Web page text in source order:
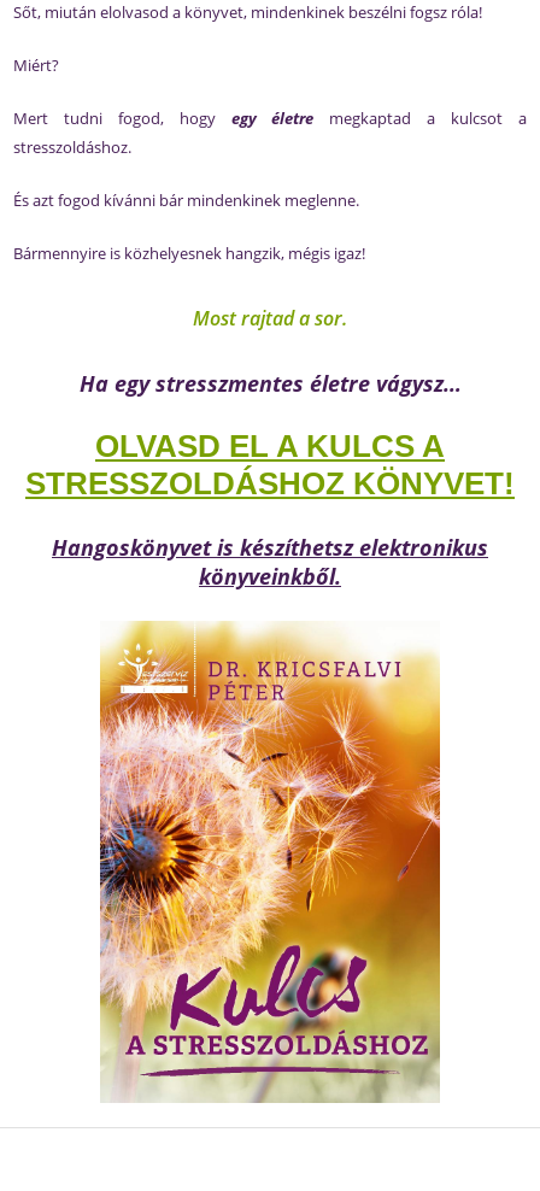
Sőt, miután elolvasod a könyvet, mindenkinek beszélni fogsz róla!
Miért?
Mert tudni fogod, hogy egy életre megkaptad a kulcsot a
stresszoldáshoz.
És azt fogod kívánni bár mindenkinek meglenne.
Bármennyire is közhelyesnek hangzik, mégis igaz!
Most rajtad a sor.
Ha egy stresszmentes életre vágysz…
OLVASD EL A KULCS A
STRESSZOLDÁSHOZ KÖNYVET!
Hangoskönyvet is készíthetsz elektronikus
könyveinkből.